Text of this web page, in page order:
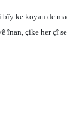
ke koyan de
înan, çike her çî